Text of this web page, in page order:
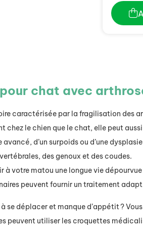
chat avec
caractérisée par la fragilisation des
chez le chien que le chat, elle peut
avancé, d’un surpoids ou d’une
des genoux et des coudes.
à votre matou une longue vie
peuvent fournir un traitement
se déplacer et manque d’appétit ?
peuvent utiliser les croquettes